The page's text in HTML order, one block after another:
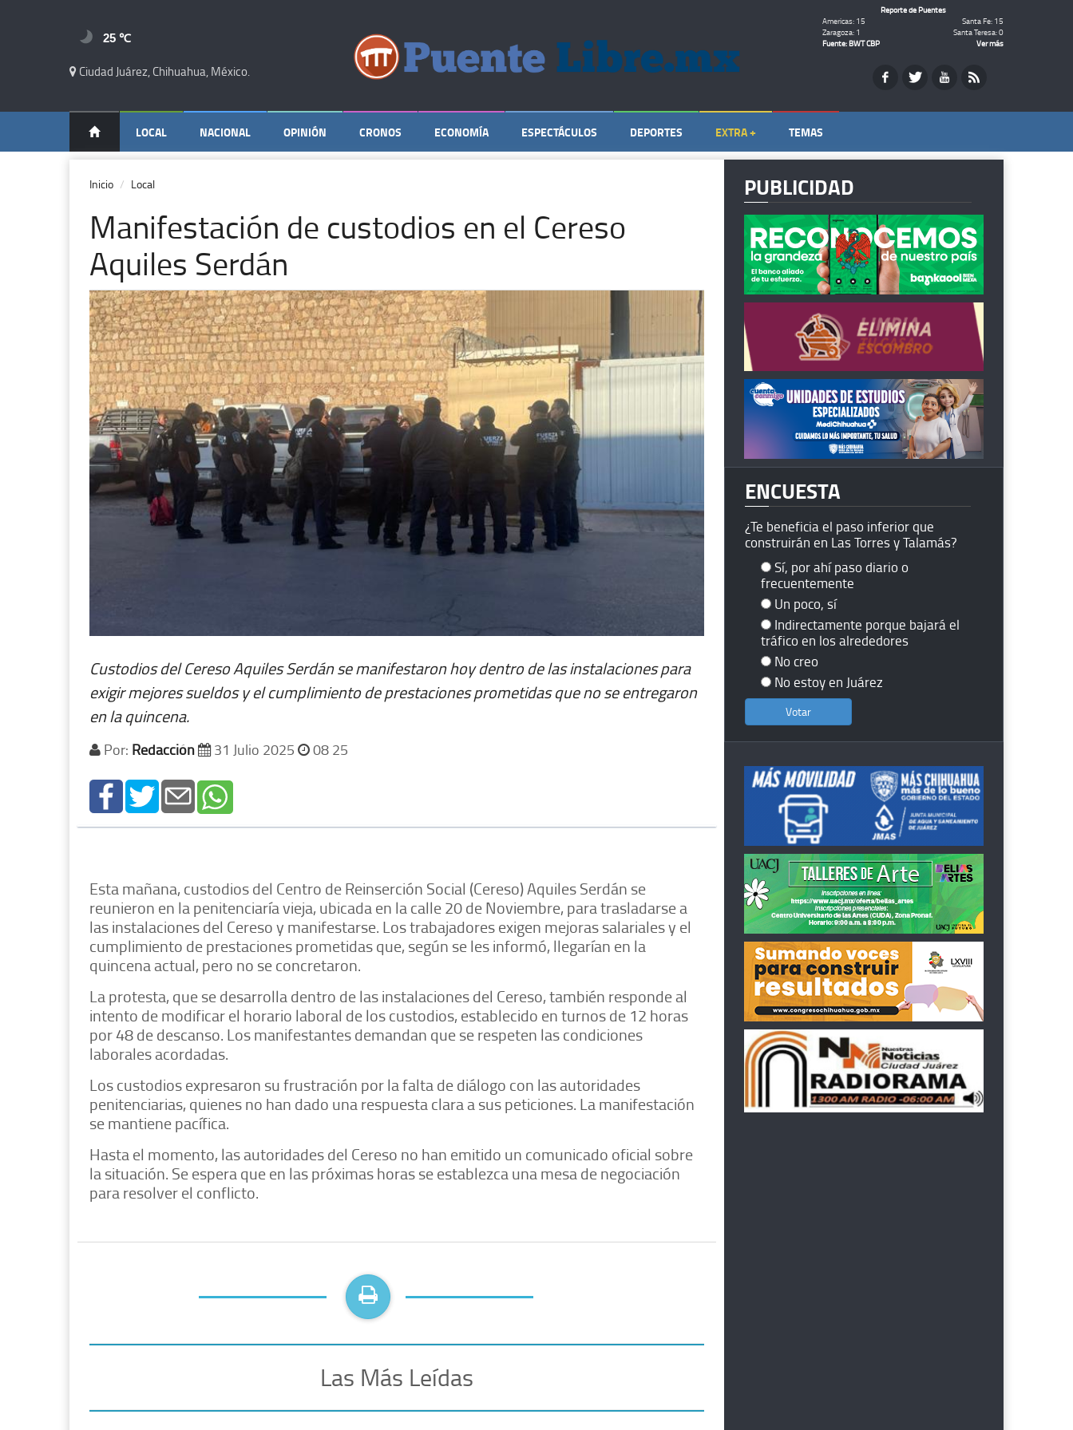
25 ℃
Ciudad Juárez, Chihuahua, México.
Reporte de Puentes
Americas: 15
Santa Fe: 15
Zaragoza: 1
Santa Teresa: 0
Fuente: BWT CBP
Ver más
LOCAL NACIONAL OPINIÓN CRONOS ECONOMÍA ESPECTÁCULOS DEPORTES EXTRA + TEMAS
Inicio Local
Manifestación de custodios en el Cereso
Aquiles Serdán
Custodios del Cereso Aquiles Serdán se manifestaron hoy dentro de las instalaciones para
exigir mejores sueldos y el cumplimiento de prestaciones prometidas que no se entregaron
en la quincena.
Por: Redacción 31 Julio 2025 08 25
Esta mañana, custodios del Centro de Reinserción Social (Cereso) Aquiles Serdán se
reunieron en la penitenciaría vieja, ubicada en la calle 20 de Noviembre, para trasladarse a
las instalaciones del Cereso y manifestarse. Los trabajadores exigen mejoras salariales y el
cumplimiento de prestaciones prometidas que, según se les informó, llegarían en la
quincena actual, pero no se concretaron.
La protesta, que se desarrolla dentro de las instalaciones del Cereso, también responde al
intento de modificar el horario laboral de los custodios, establecido en turnos de 12 horas
por 48 de descanso. Los manifestantes demandan que se respeten las condiciones
laborales acordadas.
Los custodios expresaron su frustración por la falta de diálogo con las autoridades
penitenciarias, quienes no han dado una respuesta clara a sus peticiones. La manifestación
se mantiene pacífica.
Hasta el momento, las autoridades del Cereso no han emitido un comunicado oficial sobre
la situación. Se espera que en las próximas horas se establezca una mesa de negociación
para resolver el conflicto.
Las Más Leídas
PUBLICIDAD
ENCUESTA
¿Te beneficia el paso inferior que
construirán en Las Torres y Talamás?
Sí, por ahí paso diario o
frecuentemente
Un poco, sí
Indirectamente porque bajará el
tráfico en los alrededores
No creo
No estoy en Juárez